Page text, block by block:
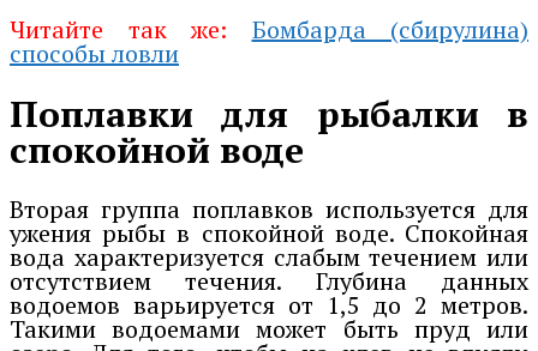
Читайте так же:
Бомбарда (сбирулина)
способы ловли
Поплавки для рыбалки в
спокойной воде
Вторая группа поплавков используется для
ужения рыбы в спокойной воде. Спокойная
вода характеризуется слабым течением или
отсутствием течения. Глубина данных
водоемов варьируется от 1,5 до 2 метров.
Такими водоемами может быть пруд или